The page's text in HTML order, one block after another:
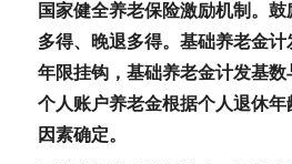
国家健全养老保险激励机制。
多得、晚退多得。基础养老金
年限挂钩，基础养老金计发基数
个人账户养老金根据个人退休
因素确定。